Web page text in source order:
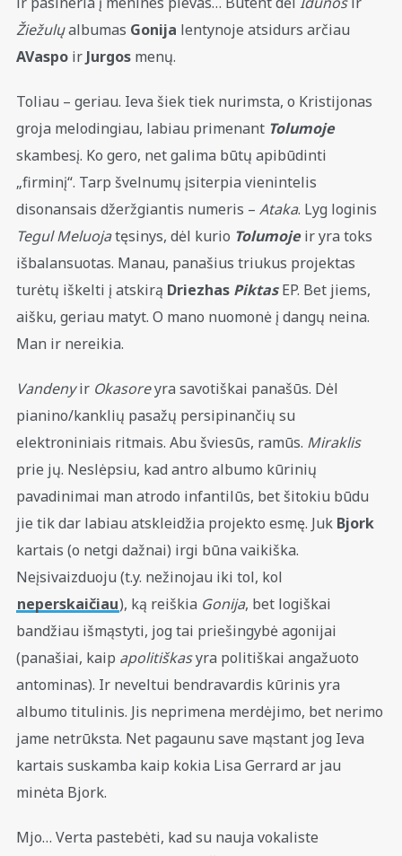
Žiežulųalbumas Gonija lentynoje atsidurs arčiau
AVaspoir Jurgosmenų.
Toliau – geriau. Ieva šiek tiek nurimsta, o Kristijonas
groja melodingiau, labiau primenant Tolumoje
skambesį. Ko gero, net galima būtų apibūdinti
„firminį“. Tarp švelnumų įsiterpia vienintelis
disonansais džeržgiantis numeris – Ataka. Lyg loginis
Tegul Meluojatęsinys, dėl kurio Tolumojeir yra toks
išbalansuotas. Manau, panašius triukus projektas
turėtų iškelti į atskirą Driezhas PiktasEP. Bet jiems,
aišku, geriau matyt. O mano nuomonė į dangų neina.
Man ir nereikia.
Vandenyir Okasoreyra savotiškai panašūs. Dėl
pianino/kanklių pasažų persipinančių su
elektroniniais ritmais. Abu šviesūs, ramūs. Miraklis
prie jų. Neslėpsiu, kad antro albumo kūrinių
pavadinimai man atrodo infantilūs, bet šitokiu būdu
jie tik dar labiau atskleidžia projekto esmę. Juk Bjork
kartais (o netgi dažnai) irgi būna vaikiška.
Neįsivaizduoju (t.y. nežinojau iki tol, kol
neperskaičiau), ką reiškia Gonija, bet logiškai
bandžiau išmąstyti, jog tai priešingybė agonijai
(panašiai, kaip apolitiškasyra politiškai angažuoto
antominas). Ir neveltui bendravardis kūrinis yra
albumo titulinis. Jis neprimena merdėjimo, bet nerimo
jame netrūksta. Net pagaunu save mąstant jog Ieva
kartais suskamba kaip kokia Lisa Gerrard ar jau
minėta Bjork.
Mjo… Verta pastebėti, kad su nauja vokaliste